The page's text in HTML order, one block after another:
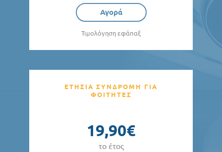
Αγορά
Τιμολόγηση εφάπαξ
ΕΤΗΣΙΑ ΣΥΝΔΡΟΜΗ ΓΙΑ
ΦΟΙΤΗΤΕΣ
19,90€
το έτος